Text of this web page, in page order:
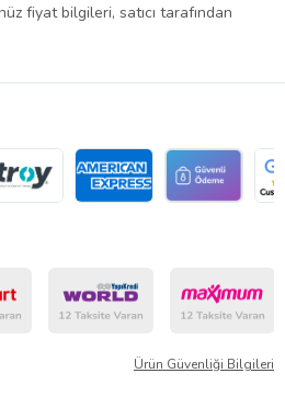
fiyat bilgileri, satıcı tarafından
Ürün Güvenliği Bilgileri